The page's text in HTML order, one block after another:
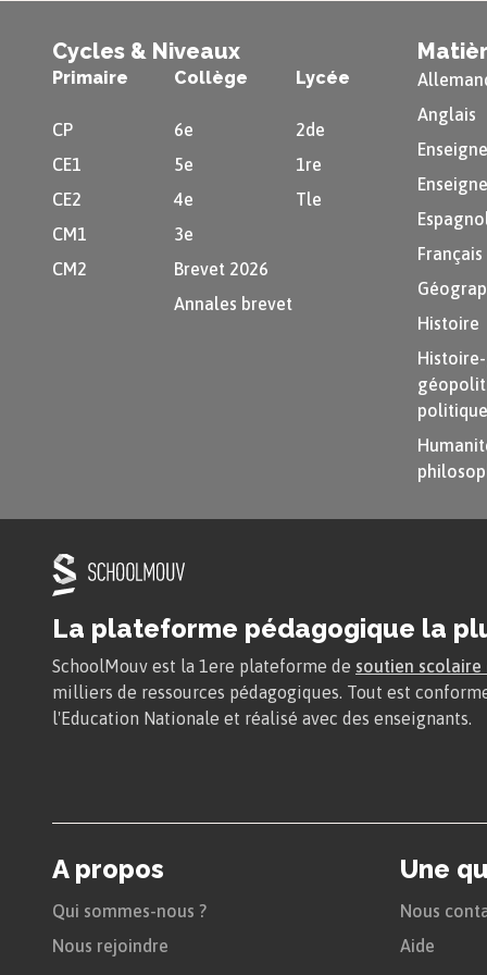
Ce roman
vices de
« Qu’on
curieux de
Le roman
Une
habitent à
beaucoup.
tandis
de les
courant de
chemin de
réceptions
véritable
la première
Peintre, il
que
Cycles & Niveaux
Primaire
CP
CE1
CE2
CM1
CM2
Collège
6e
5e
4e
3e
Brevet 2026
Annales brevet
Lycée
2de
1re
Tle
Anglais
Français
Histoire
La plateforme pédagogique la
SchoolMouv est la 1ere plateforme de soutien scolaire
milliers de ressources pédagogiques. Tout est
l'Education Nationale et réalisé avec des enseignants.
A propos
Qui sommes-nous ?
Nous rejoindre
Une
Nous
Aide